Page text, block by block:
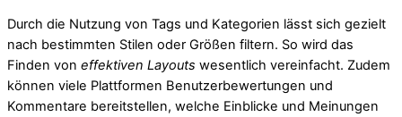
Durch die Nutzung von Tags und Kategorien lässt sich gezielt
nach bestimmten Stilen oder Größen filtern. So wird das
Finden von effektiven Layouts wesentlich vereinfacht. Zudem
können viele Plattformen Benutzerbewertungen und
Kommentare bereitstellen, welche Einblicke und Meinungen